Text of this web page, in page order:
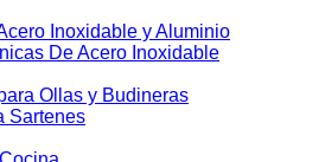
Inoxidable y Aluminio
De Acero Inoxidable
Ollas y Budineras
Sartenes